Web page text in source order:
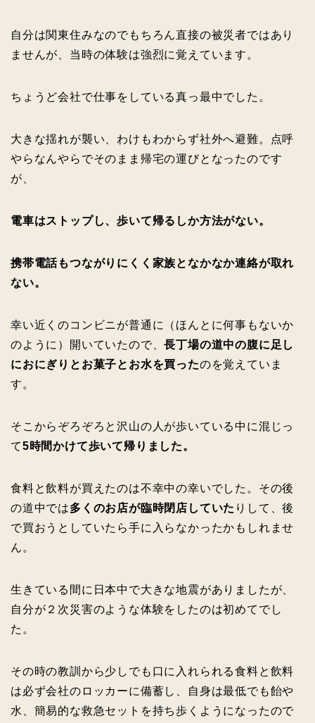
自分は関東住みなのでもちろん直接の被災者ではあり
ませんが、当時の体験は強烈に覚えています。
ちょうど会社で仕事をしている真っ最中でした。
大きな揺れが襲い、わけもわからず社外へ避難。点呼
やらなんやらでそのまま帰宅の運びとなったのです
が、
電車はストップし、歩いて帰るしか方法がない。
携帯電話もつながりにくく家族となかなか連絡が取れ
ない。
幸い近くのコンビニが普通に（ほんとに何事もないか
のように）開いていたので、長丁場の道中の腹に足し
におにぎりとお菓子とお水を買ったのを覚えていま
す。
そこからぞろぞろと沢山の人が歩いている中に混じっ
て5時間かけて歩いて帰りました。
食料と飲料が買えたのは不幸中の幸いでした。その後
の道中では多くのお店が臨時閉店していた りして、後
で買おうとしていたら手に入らなかったかもしれませ
ん。
生きている間に日本中で大きな地震がありましたが、
自分が２次災害のような体験をしたのは初めてでし
た。
その時の教訓から少しでも口に入れられる食料と飲料
は必ず会社のロッカーに備蓄し、自身は最低でも飴や
水、簡易的な救急セットを持ち歩くようになったので